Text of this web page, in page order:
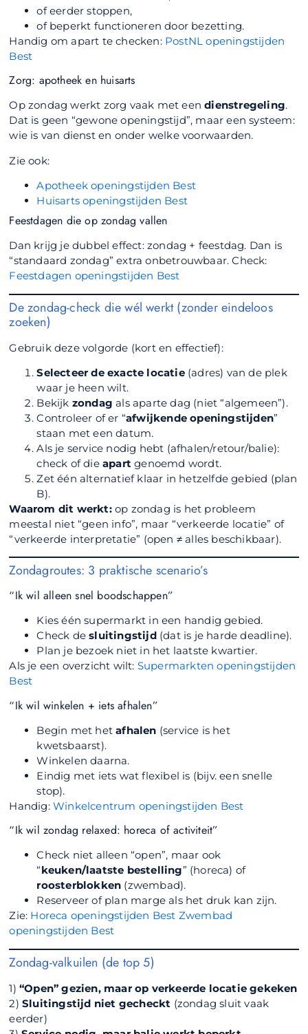
of eerder stoppen,
of beperkt functioneren door bezetting.
Handig om apart te checken: PostNL openingstijden
Best
Zorg: apotheek en huisarts
Op zondag werkt zorg vaak met eendienstregeling.
Dat is geen “gewone openingstijd”, maar een systeem:
wie is van dienst en onder welke voorwaarden.
Zie ook:
Apotheek openingstijden Best
Huisarts openingstijden Best
Feestdagen die op zondag vallen
Dan krijg je dubbel effect: zondag + feestdag. Dan is
“standaard zondag” extra onbetrouwbaar. Check:
Feestdagen openingstijden Best
De zondag-check die wél werkt (zonder eindeloos
zoeken)
Gebruik deze volgorde (kort en effectief):
Selecteer de exacte locatie(adres) van de plek
waar je heen wilt.
Bekijk zondag als aparte dag (niet “algemeen”).
Controleer of er “afwijkende openingstijden”
staan met een datum.
Als je service nodig hebt (afhalen/retour/balie):
check of dieapart genoemd wordt.
Zet één alternatief klaar in hetzelfde gebied (plan
B).
Waarom dit werkt:op zondag is het probleem
meestal niet “geen info”, maar “verkeerde locatie” of
“verkeerde interpretatie” (open ≠ alles beschikbaar).
Zondagroutes: 3 praktische scenario’s
“Ik wil alleen snel boodschappen”
Kies één supermarkt in een handig gebied.
Check desluitingstijd(dat is je harde deadline).
Plan je bezoek niet in het laatste kwartier.
Als je een overzicht wilt: Supermarkten openingstijden
Best
“Ik wil winkelen + iets afhalen”
Begin met hetafhalen (service is het
kwetsbaarst).
Winkelen daarna.
Eindig met iets wat flexibel is (bijv. een snelle
stop).
Handig:Winkelcentrum openingstijden Best
“Ik wil zondag relaxed: horeca of activiteit”
Check niet alleen “open”, maar ook
“keuken/laatste bestelling” (horeca) of
roosterblokken (zwembad).
Reserveer of plan marge als het druk kan zijn.
Zie: Horeca openingstijden Best Zwembad
openingstijden Best
Zondag-valkuilen (de top 5)
1)“Open” gezien, maar op verkeerde locatie gekeken
2)Sluitingstijd niet gecheckt (zondag sluit vaak
eerder)